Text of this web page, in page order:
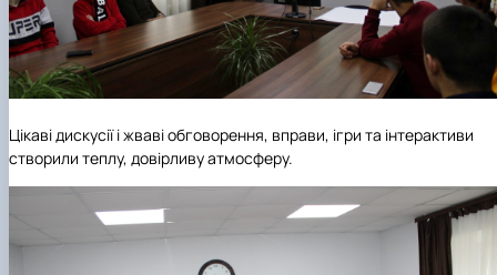
Цікаві дискусії і жваві обговорення, вправи, ігри та інтерактиви
створили теплу, довірливу атмосферу.